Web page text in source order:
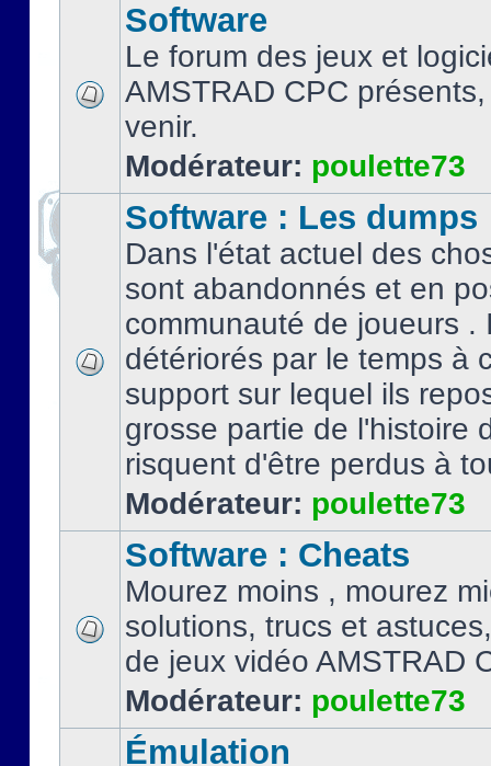
Software
Le forum des jeux et
AMSTRAD CPC
venir.
Modérateur: poulette73
Software : Les dumps
Dans l'état actuel des
sont abandonnés et en
communauté de joueurs .
détériorés par le temps à
support sur lequel ils
grosse partie de l'histoire
risquent d'être perdus à
Modérateur: poulette73
Software : Cheats
Mourez moins , mourez
solutions, trucs et
de jeux vidéo AMSTRAD
Modérateur: poulette73
Émulation